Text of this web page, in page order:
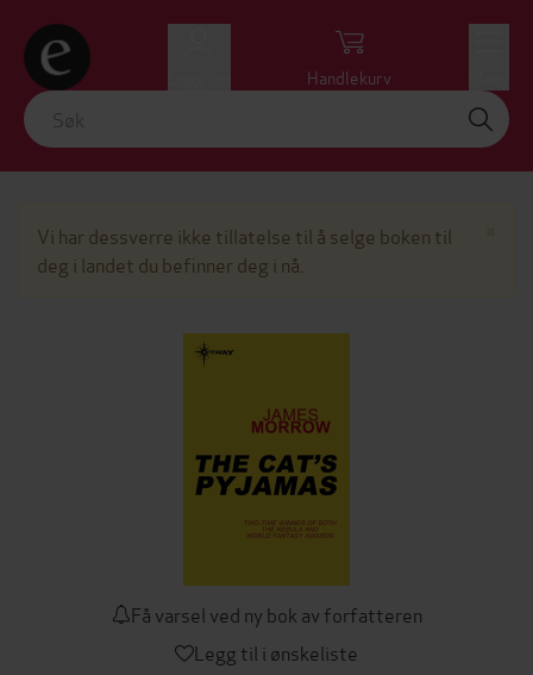
Handlekurv
Vi har dessverre ikke tillatelse til å selge boken til
deg i landet du befinner deg i nå.
Få varsel ved ny bok av forfatteren
Legg til i ønskeliste